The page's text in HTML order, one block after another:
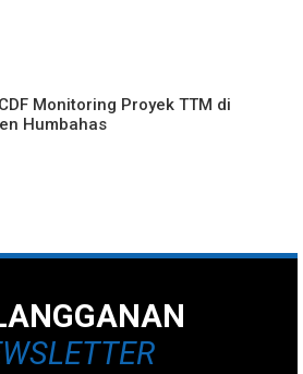
Monitoring Proyek TTM di
Humbahas